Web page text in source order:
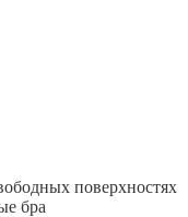
поверхностях
бра